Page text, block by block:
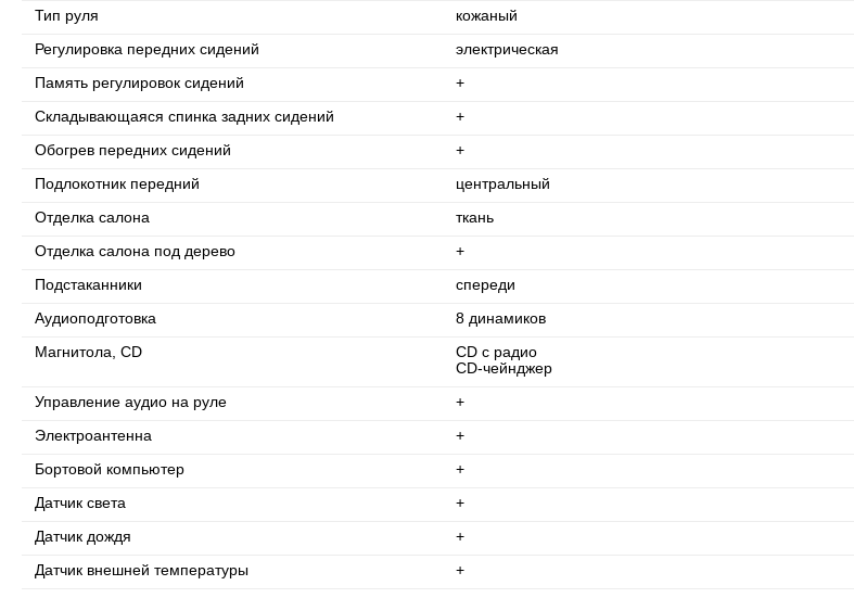
Тип руля кожаный
Регулировка передних сидений электрическая
Память регулировок сидений +
Складывающаяся спинка задних сидений +
Обогрев передних сидений +
Подлокотник передний центральный
Отделка салона ткань
Отделка салона под дерево +
Подстаканники спереди
Аудиоподготовка 8 динамиков
Магнитола, CD
CD с радио
CD-чейнджер
Управление аудио на руле +
Электроантенна +
Бортовой компьютер +
Датчик света +
Датчик дождя +
Датчик внешней температуры +